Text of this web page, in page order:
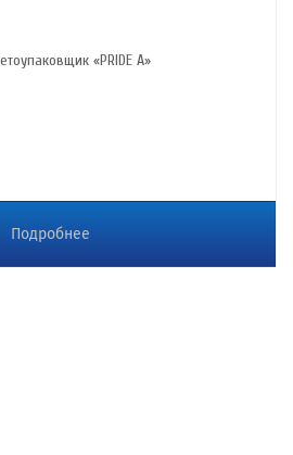
«PRIDE А»
Подробнее